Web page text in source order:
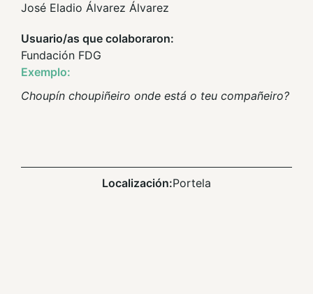
José Eladio Álvarez Álvarez
Usuario/as que colaboraron:
Fundación FDG
Exemplo:
Choupín choupiñeiro onde está o teu compañeiro?
Localización:Portela